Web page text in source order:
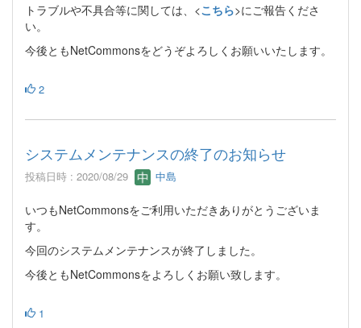
トラブルや不具合等に関しては、<こちら>にご報告くださ
い。
今後ともNetCommonsをどうぞよろしくお願いいたします。
2
システムメンテナンスの終了のお知らせ
投稿日時 : 2020/08/29 中島
いつもNetCommonsをご利用いただきありがとうございま
す。
今回のシステムメンテナンスが終了しました。
今後ともNetCommonsをよろしくお願い致します。
1